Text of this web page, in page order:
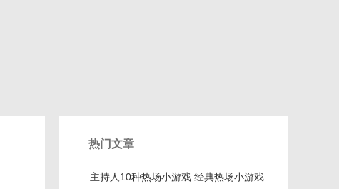
热门文章
主持人10种热场小游戏 经典热场小游戏